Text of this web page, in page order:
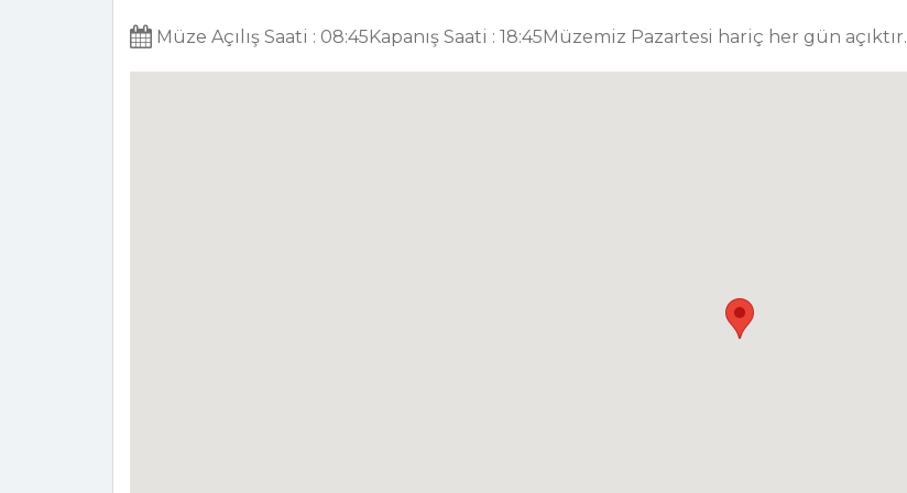
Müze Açılış Saati : 08:45Kapanış Saati : 18:45Müzemiz Pazartesi hariç her gün açıktır.